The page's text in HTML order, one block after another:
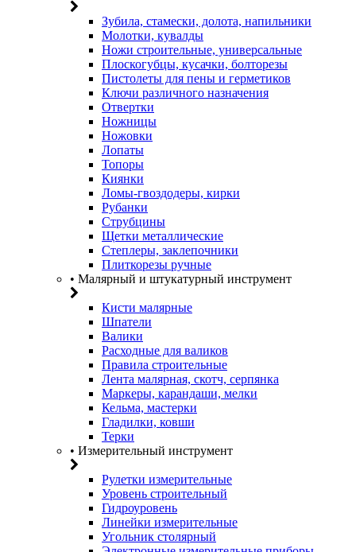
Зубила, стамески, долота, напильники
Молотки, кувалды
Ножи строительные, универсальные
Плоскогубцы, кусачки, болторезы
Пистолеты для пены и герметиков
Ключи различного назначения
Отвертки
Ножницы
Ножовки
Лопаты
Топоры
Киянки
Ломы-гвоздодеры, кирки
Рубанки
Струбцины
Щетки металлические
Степлеры, заклепочники
Плиткорезы ручные
• Малярный и штукатурный инструмент
Кисти малярные
Шпатели
Валики
Расходные для валиков
Правила строительные
Лента малярная, скотч, серпянка
Маркеры, карандаши, мелки
Кельма, мастерки
Гладилки, ковши
Терки
• Измерительный инструмент
Рулетки измерительные
Уровень строительный
Гидроуровень
Линейки измерительные
Угольник столярный